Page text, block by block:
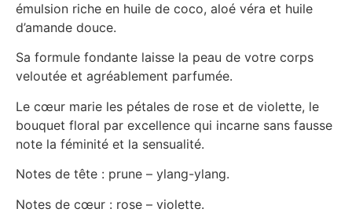
émulsion riche en huile de coco, aloé véra et huile
d’amande douce.
Sa formule fondante laisse la peau de votre corps
veloutée et agréablement parfumée.
Le cœur marie les pétales de rose et de violette, le
bouquet floral par excellence qui incarne sans fausse
note la féminité et la sensualité.
Notes de tête : prune – ylang-ylang.
Notes de cœur : rose – violette.